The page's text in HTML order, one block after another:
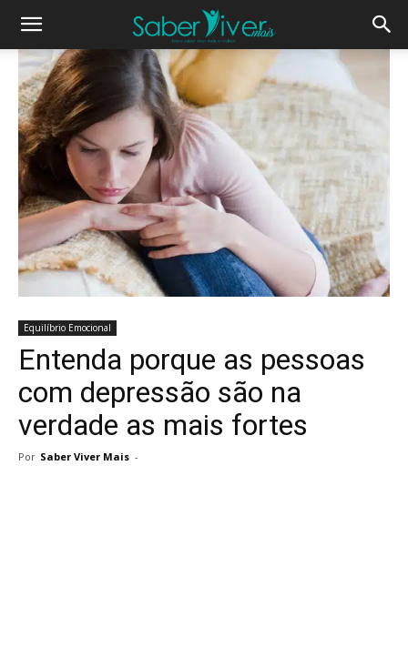
Equilíbrio Emocional
Entenda porque as pessoas
com depressão são na
verdade as mais fortes
Por Saber Viver Mais -